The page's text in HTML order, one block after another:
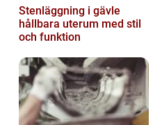
Stenläggning i gävle
hållbara uterum med stil
och funktion